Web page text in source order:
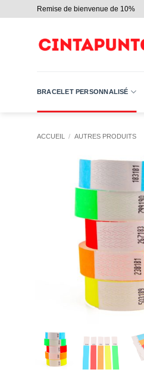
Remise de bienvenue de 10%
BRACELET PERSONNALISÉ
ACCUEIL / AUTRES PRODUITS